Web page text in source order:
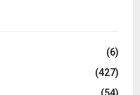
C
(6)
(427)